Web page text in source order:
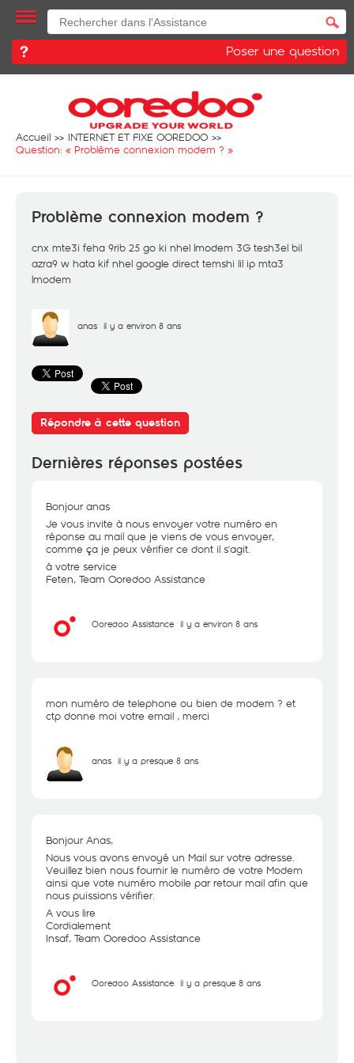
Poser une question
Accueil
INTERNET ET FIXE OOREDOO
Question: « Problème connexion modem ? »
Problème connexion modem ?
cnx mte3i feha 9rib 25 go ki nhel lmodem 3G tesh3el bil
azra9 w hata kif nhel google direct temshi lil ip mta3
lmodem
anas il y a environ 8 ans
Répondre à cette question
Dernières réponses postées
Bonjour anas
Je vous invite à nous envoyer votre numéro en
réponse au mail que je viens de vous envoyer,
comme ça je peux vérifier ce dont il s'agit.
à votre service
Feten, Team Ooredoo Assistance
Ooredoo Assistance il y a environ 8 ans
mon numéro de telephone ou bien de modem ? et
ctp donne moi votre email , merci
anas il y a presque 8 ans
Bonjour Anas,
Nous vous avons envoyé un Mail sur votre adresse.
Veuillez bien nous fournir le numéro de votre Modem
ainsi que vote numéro mobile par retour mail afin que
nous puissions vérifier.
A vous lire
Cordialement
Insaf, Team Ooredoo Assistance
Ooredoo Assistance il y a presque 8 ans